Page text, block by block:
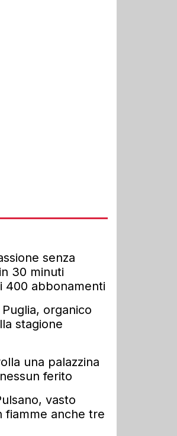
senza
30 minuti
400 abbonamenti
organico
stagione
una palazzina
ferito
vasto
fiamme anche tre